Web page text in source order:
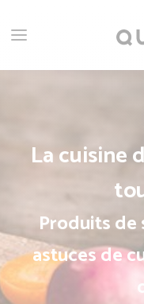
La cuisine
Produits de
astuces de